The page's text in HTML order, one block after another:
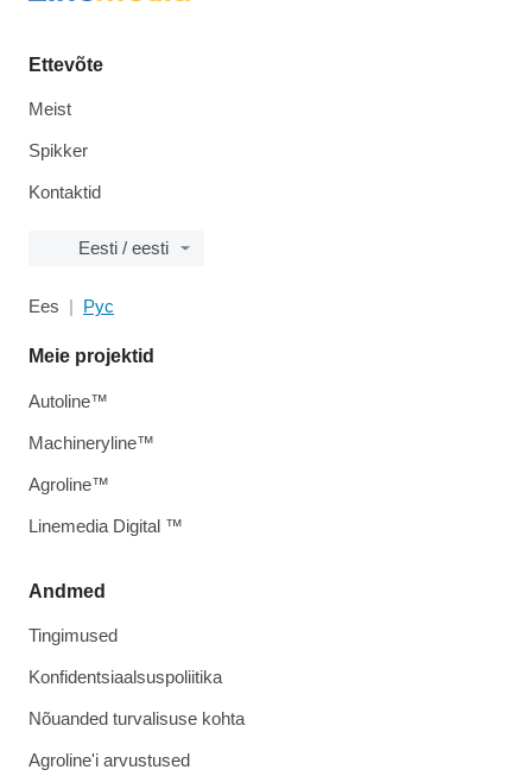
Ettevõte
Meist
Spikker
Kontaktid
Eesti / eesti
Ees Рус
Andmed
Tingimused
Konfidentsiaalsuspoliitika
Nõuanded turvalisuse kohta
Agroline'i arvustused
Meie projektid
Autoline™
Machineryline™
Agroline™
Linemedia Digital ™